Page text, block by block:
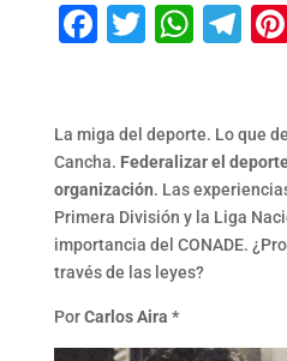
Facebook
Twitter
La miga del deporte. Lo que
Cancha. Federalizar el
organización. Las
Primera División y la Liga
importancia del CONADE.
través de las leyes?
PorCarlos Aira *